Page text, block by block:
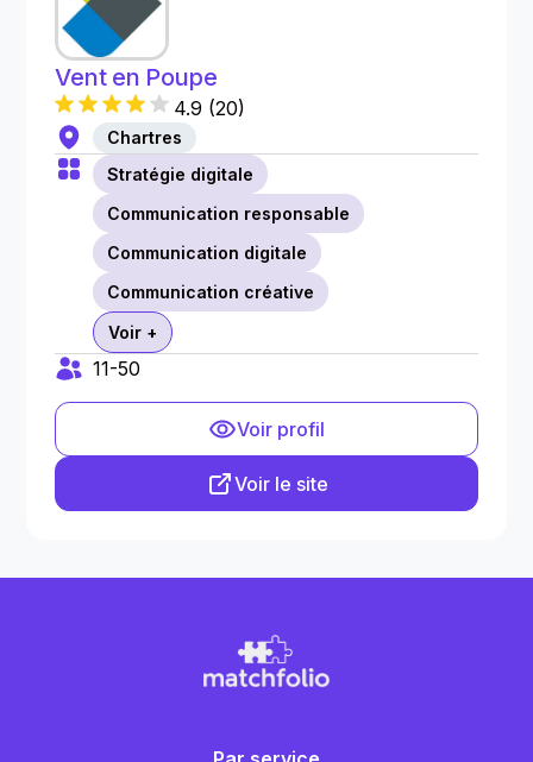
Vent en Poupe
4.9 (20)
Chartres
Stratégie digitale
Communication responsable
Communication digitale
Communication créative
Voir +
11-50
Voir profil
Voir le site